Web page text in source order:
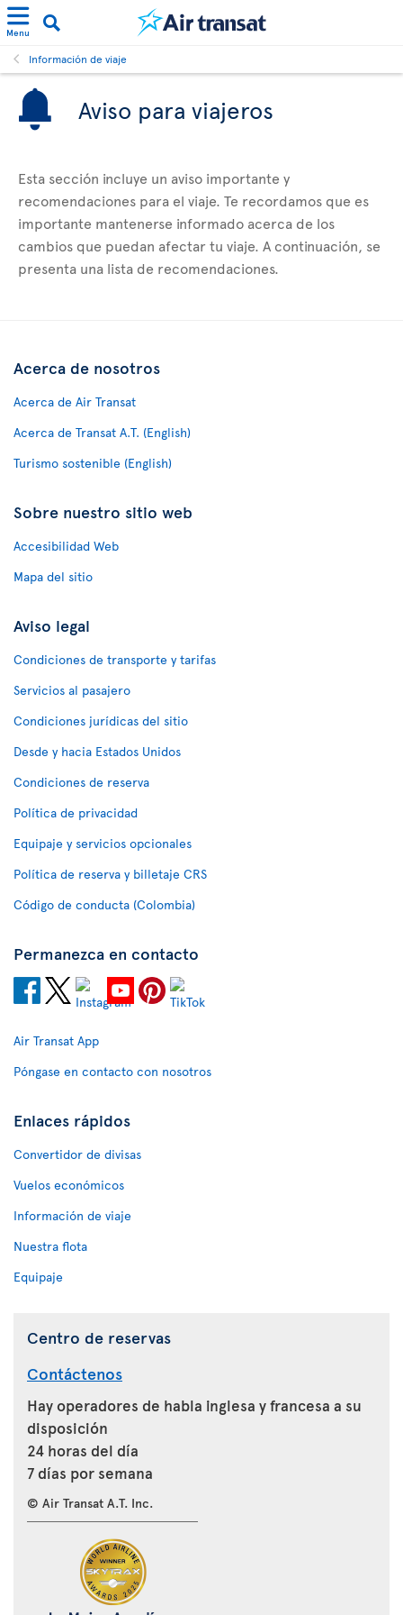
Menu
Información de viaje
Aviso para viajeros
Esta sección incluye un aviso importante y
recomendaciones para el viaje. Te recordamos que es
importante mantenerse informado acerca de los
cambios que puedan afectar tu viaje. A continuación, se
presenta una lista de recomendaciones.
Acerca de nosotros
Acerca de Air Transat
Acerca de Transat A.T. (English)
Turismo sostenible (English)
Sobre nuestro sitio web
Accesibilidad Web
Mapa del sitio
Aviso legal
Condiciones de transporte y tarifas
Servicios al pasajero
Condiciones jurídicas del sitio
Desde y hacia Estados Unidos
Condiciones de reserva
Política de privacidad
Equipaje y servicios opcionales
Política de reserva y billetaje CRS
Código de conducta (Colombia)
Permanezca en contacto
Air Transat App
Póngase en contacto con nosotros
Enlaces rápidos
Convertidor de divisas
Vuelos económicos
Información de viaje
Nuestra flota
Equipaje
Centro de reservas
Contáctenos
Hay operadores de habla inglesa y francesa a su
disposición
24 horas del día
7 días por semana
© Air Transat A.T. Inc.